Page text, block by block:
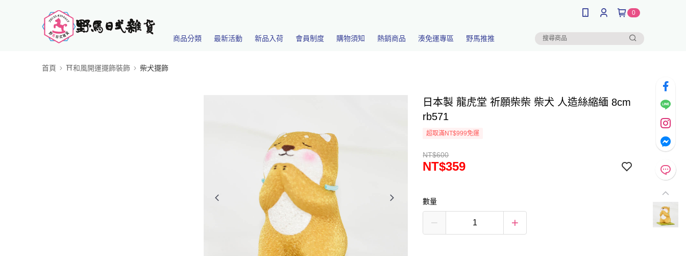
0
商品分類 最新活動 新品入荷 會員制度 購物須知 熱銷商品 湊免運專區 野馬推推
首頁 ⛩️和風開運擺飾裝飾 柴犬擺飾
日本製 龍虎堂 祈願柴柴 柴犬 人造絲縮緬 8cm
rb571
超取滿NT$999免運
NT$600
NT$359
數量